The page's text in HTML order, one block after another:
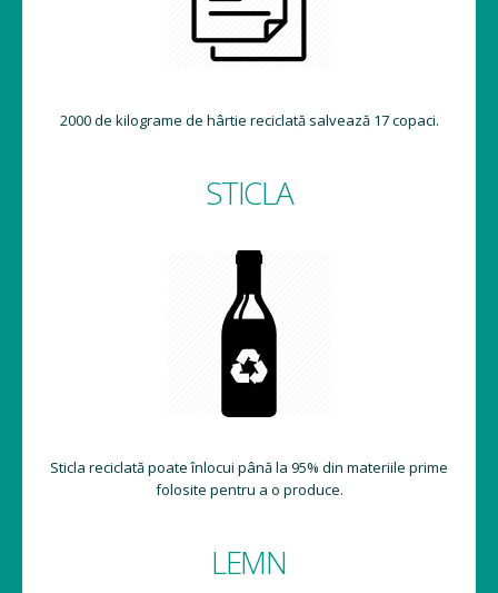
2000 de kilograme de hârtie reciclată salvează 17 copaci.
STICLA
Sticla reciclată poate înlocui până la 95% din materiile prime
folosite pentru a o produce.
LEMN